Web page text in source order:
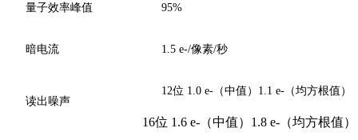
量子效率峰值 95%
暗电流 1.5 e-/像素/秒
读出噪声
12位 1.0 e-（中值）1.1 e-（均方根值）
16位 1.6 e-（中值）1.8 e-（均方根值）